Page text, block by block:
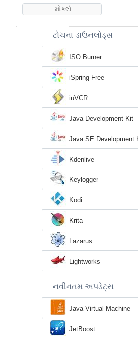
ટોચના ડાઉનલોડ્સ
ISO Burner
iSpring Free
iuVCR
Java Development Kit
Java SE Development
Kdenlive
Keylogger
Kodi
Krita
Lazarus
Lightworks
નવીનતમ અપડેટ્સ
Java Virtual Machine
JetBoost